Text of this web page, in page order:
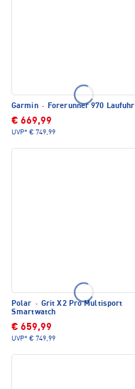
Garmin · Forerunner 970 Laufuhr
€ 669,99
UVP* € 749,99
Polar · Grit X2 Pro Multisport
Smartwatch
€ 659,99
UVP* € 749,99